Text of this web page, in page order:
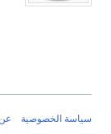
سياسة الخصوصية